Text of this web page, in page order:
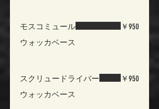
モスコミュール
ウォッカベース
￥950
スクリュードライバー
ウォッカベース
￥950